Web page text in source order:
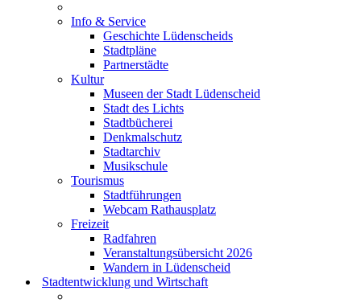
Info & Service
Geschichte Lüdenscheids
Stadtpläne
Partnerstädte
Kultur
Museen der Stadt Lüdenscheid
Stadt des Lichts
Stadtbücherei
Denkmalschutz
Stadtarchiv
Musikschule
Tourismus
Stadtführungen
Webcam Rathausplatz
Freizeit
Radfahren
Veranstaltungsübersicht 2026
Wandern in Lüdenscheid
Stadtentwicklung und Wirtschaft